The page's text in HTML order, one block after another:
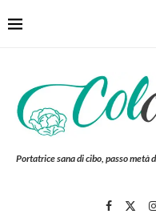
Portatrice sana di cibo, passo metà